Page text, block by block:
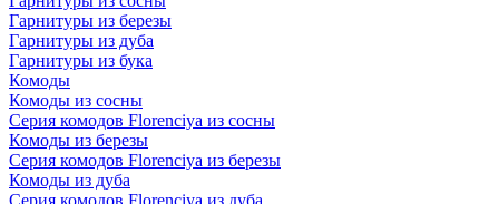
Гарнитуры из березы
Гарнитуры из дуба
Гарнитуры из бука
Комоды
Комоды из сосны
Серия комодов Florenciya из сосны
Комоды из березы
Серия комодов Florenciya из березы
Комоды из дуба
Серия комодов Florenciya из дуба